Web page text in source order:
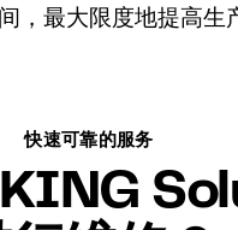
，最大限度地提高生
快速可靠的服务